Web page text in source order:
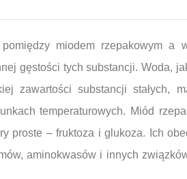
miodem rzepakowym a
gęstości tych substancji. Woda,
zawartości substancji stałych,
temperaturowych. Miód
proste – fruktoza i glukoza. Ich
aminokwasów i innych